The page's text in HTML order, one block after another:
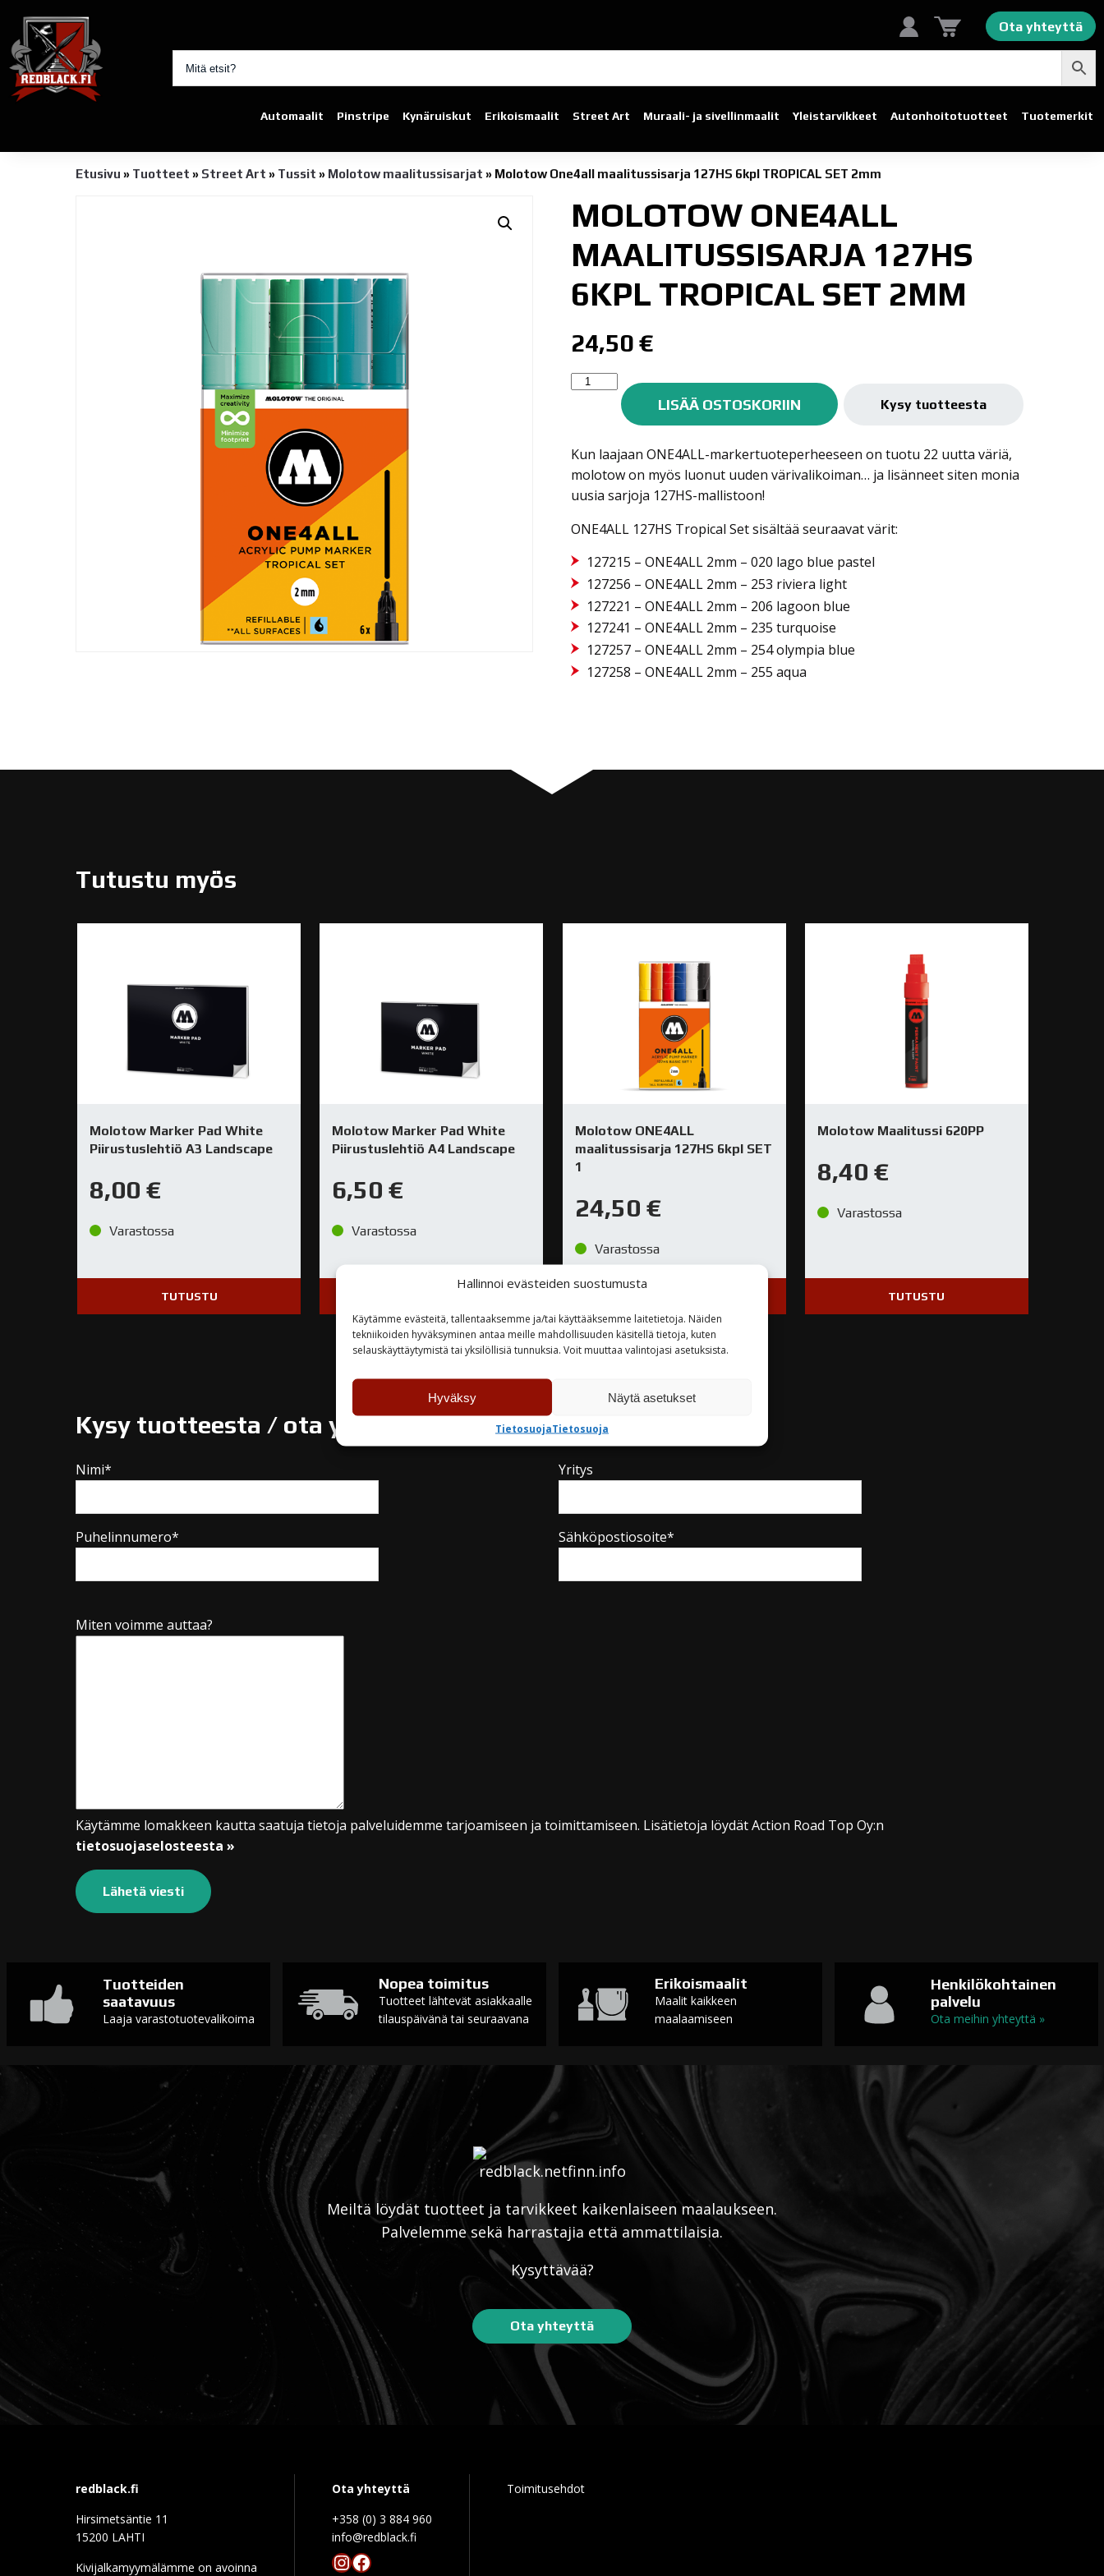
Hallinnoi evästeiden suostumusta
Käytämme evästeitä, tallentaaksemme ja/tai käyttääksemme laitetietoja. Näiden
tekniikoiden hyväksyminen antaa meille mahdollisuuden käsitellä tietoja, kuten
selauskäyttäytymistä tai yksilöllisiä tunnuksia. Voit muuttaa valintojasi asetuksista.
Hyväksy Näytä asetukset
TietosuojaTietosuoja
Ota yhteyttä
Automaalit Pinstripe Kynäruiskut Erikoismaalit Street Art Muraali- ja sivellinmaalit Yleistarvikkeet Autonhoito­tuotteet Tuotemerkit
Etusivu » Tuotteet » Street Art » Tussit » Molotow maalitussisarjat » Molotow One4all maalitussisarja 127HS 6kpl TROPICAL SET 2mm
MOLOTOW ONE4ALL
MAALITUSSISARJA 127HS
6KPL TROPICAL SET 2MM
24,50€
Molotow
maalitussisarja
6kpl
TROPICAL
SET
määrä
LISÄÄ OSTOSKORIIN Kysy tuotteesta
Kun laajaan ONE4ALL-markertuoteperheeseen on tuotu 22 uutta väriä,
molotow on myös luonut uuden värivalikoiman… ja lisänneet siten monia
uusia sarjoja 127HS-mallistoon!
ONE4ALL 127HS Tropical Set sisältää seuraavat värit:
127215 – ONE4ALL 2mm – 020 lago blue pastel
127256 – ONE4ALL 2mm – 253 riviera light
127221 – ONE4ALL 2mm – 206 lagoon blue
127241 – ONE4ALL 2mm – 235 turquoise
127257 – ONE4ALL 2mm – 254 olympia blue
127258 – ONE4ALL 2mm – 255 aqua
Tutustu myös
Molotow Marker Pad White
Piirustuslehtiö A3 Landscape
8,00 €
Varastossa
TUTUSTU
Molotow Marker Pad White
Piirustuslehtiö A4 Landscape
6,50€
Varastossa
Molotow ONE4ALL
maalitussisarja 127HS 6kpl SET
1
24,50 €
Varastossa
Molotow Maalitussi 620PP
8,40 €
Varastossa
TUTUSTU
Kysy tuotteesta / ota yhteyttä
Nimi* Yritys
Puhelinnumero* Sähköpostiosoite*
Miten voimme auttaa?
Käytämme lomakkeen kautta saatuja tietoja palveluidemme tarjoamiseen ja toimittamiseen. Lisätietoja löydät Action Road Top Oy:n
tietosuojaselosteesta »
Tuotteiden
saatavuus
Laaja varastotuotevalikoima
Nopea toimitus
Tuotteet lähtevät asiakkaalle
tilauspäivänä tai seuraavana
Erikoismaalit
Maalit kaikkeen
maalaamiseen
Henkilökohtainen
palvelu
Ota meihin yhteyttä »
Meiltä löydät tuotteet ja tarvikkeet kaikenlaiseen maalaukseen.
Palvelemme sekä harrastajia että ammattilaisia.
Kysyttävää?
Ota yhteyttä
redblack.fi
Hirsimetsäntie 11
15200 LAHTI
Kivijalkamyymälämme on avoinna
Ota yhteyttä
+358 (0) 3 884 960
info@redblack.f
Instagram
Facebook
Toimitusehdot